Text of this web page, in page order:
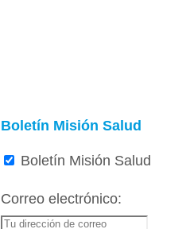
Boletín Misión Salud
Boletín Misión Salud
Correo electrónico: